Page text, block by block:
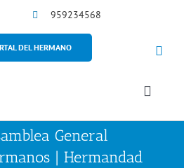
959234568
DEL HERMANO
Toggle
General
| Hermandad